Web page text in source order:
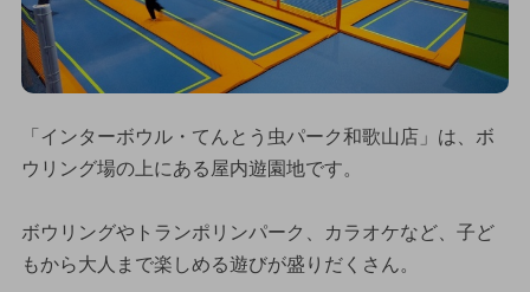
「インターボウル・てんとう虫パーク和歌山店」は、ボ
ウリング場の上にある屋内遊園地です。
ボウリングやトランポリンパーク、カラオケなど、子ど
もから大人まで楽しめる遊びが盛りだくさん。